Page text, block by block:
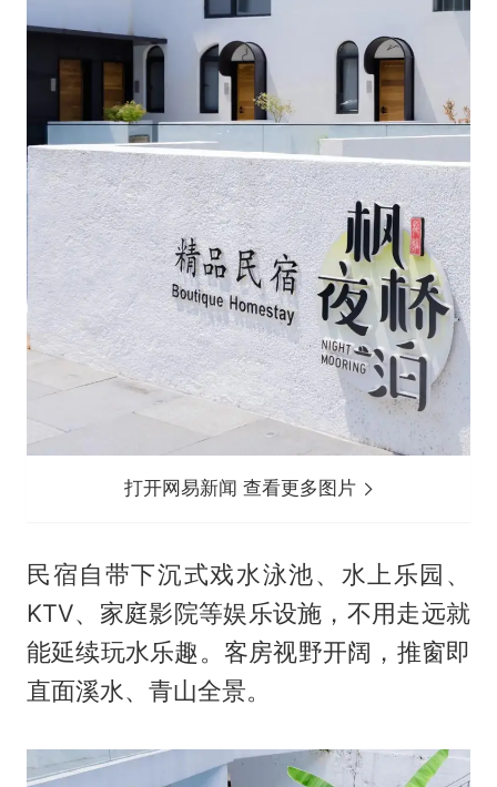
打开网易新闻 查看更多图片
民宿自带下沉式戏水泳池、水上乐园、
KTV、家庭影院等娱乐设施，不用走远就
能延续玩水乐趣。客房视野开阔，推窗即
直面溪水、青山全景。